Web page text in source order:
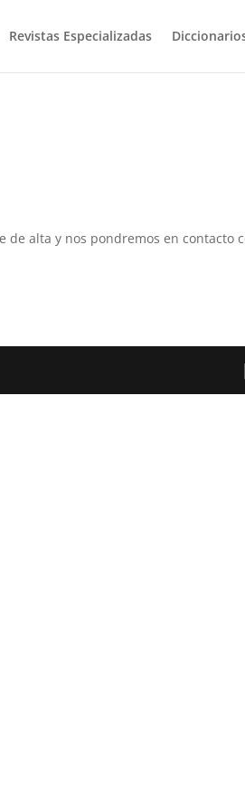
Revistas Especializadas
alta y nos pondremos en contacto